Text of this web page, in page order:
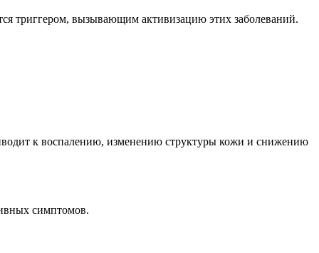
триггером, вызывающим активизацию этих заболеваний.
к воспалению, изменению структуры кожи и снижению
симптомов.